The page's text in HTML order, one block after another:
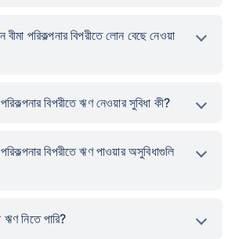
পরিকল্পনার বিপরীতে লোন বেছে নেওয়া
বিপরীতে ঋণ নেওয়ার সুবিধা কী?
বিপরীতে ঋণ পাওয়ার অসুবিধাগুলি
নিতে পারি?